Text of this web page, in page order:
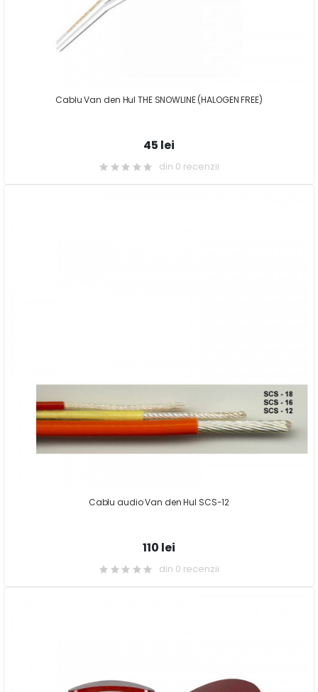
Cablu Van den Hul THE SNOWLINE (HALOGEN FREE)
45 lei
din 0 recenzii
Cablu audio Van den Hul SCS-12
110 lei
din 0 recenzii